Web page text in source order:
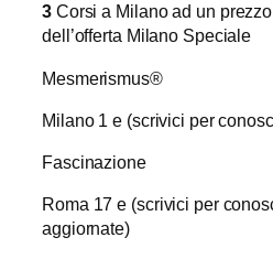
3Corsi a Milano ad un
dell’offerta Milano Speciale
Mesmerismus®
Milano 1 e (scrivici per
Fascinazione
Roma 17 e (scrivici per
aggiornate)